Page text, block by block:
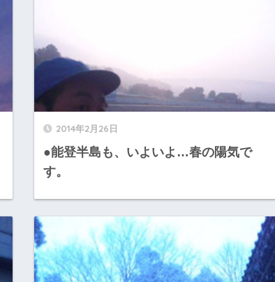
2014年2月26日
●能登半島も、いよいよ…春の陽気で
す。